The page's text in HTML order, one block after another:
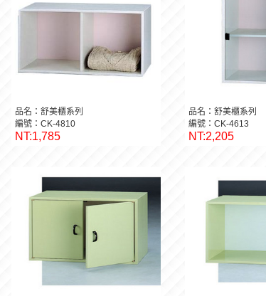
品名：舒美櫃系列
編號：CK-4810
NT:1,785
品名：舒美櫃系列
編號：CK-4613
NT:2,205